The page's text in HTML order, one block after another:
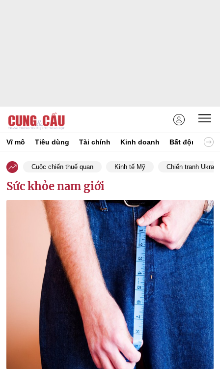
Vĩ mô Tiêu dùng Tài chính Kinh doanh Bất động sản
Cuộc chiến thuế quan Kinh tế Mỹ Chiến tranh
Sức khỏe nam giới